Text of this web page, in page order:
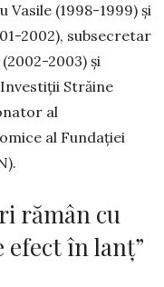
(1998-1999) şi
2002), subsecretar
2003) și
Străine
al
al Fundației
rămân cu
efect în lanț”